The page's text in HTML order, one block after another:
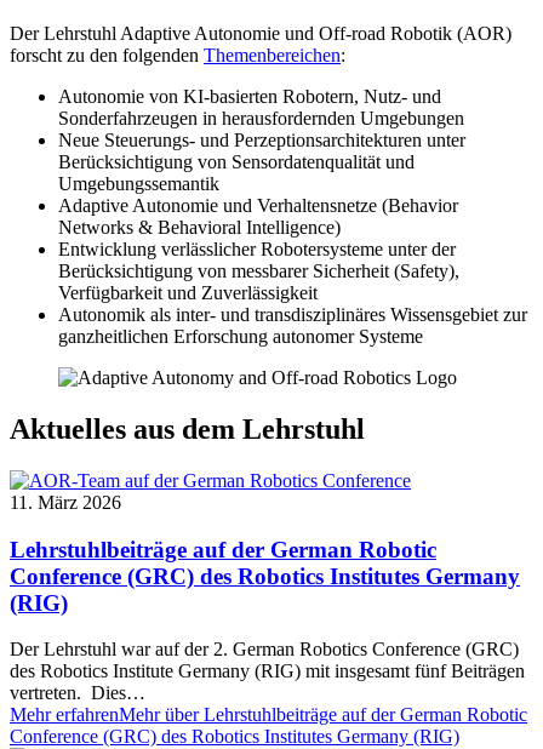
Der Lehrstuhl Adaptive Autonomie und Off-road Robotik (AOR)
forscht zu den folgenden Themenbereichen:
Autonomie von KI-basierten Robotern, Nutz- und
Sonderfahrzeugen in herausfordernden Umgebungen
Neue Steuerungs- und Perzeptionsarchitekturen unter
Berücksichtigung von Sensordatenqualität und
Umgebungssemantik
Adaptive Autonomie und Verhaltensnetze (Behavior
Networks & Behavioral Intelligence)
Entwicklung verlässlicher Robotersysteme unter der
Berücksichtigung von messbarer Sicherheit (Safety),
Verfügbarkeit und Zuverlässigkeit
Autonomik als inter- und transdisziplinäres Wissensgebiet zur
ganzheitlichen Erforschung autonomer Systeme
Aktuelles aus dem Lehrstuhl
11. März 2026
Lehrstuhlbeiträge auf der German Robotic
Conference (GRC) des Robotics Institutes Germany
(RIG)
Der Lehrstuhl war auf der 2. German Robotics Conference (GRC)
des Robotics Institute Germany (RIG) mit insgesamt fünf Beiträgen
vertreten. Dies…
Mehr erfahrenMehr über Lehrstuhlbeiträge auf der German Robotic
Conference (GRC) des Robotics Institutes Germany (RIG)